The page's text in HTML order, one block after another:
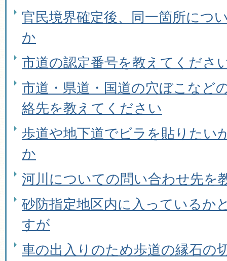
官民境界確定後、同一箇所につ
か
市道の認定番号を教えてくださ
市道・県道・国道の穴ぼこなど
絡先を教えてください
歩道や地下道でビラを貼りたい
か
河川についての問い合わせ先を
砂防指定地区内に入っているか
すが
車の出入りのため歩道の縁石の